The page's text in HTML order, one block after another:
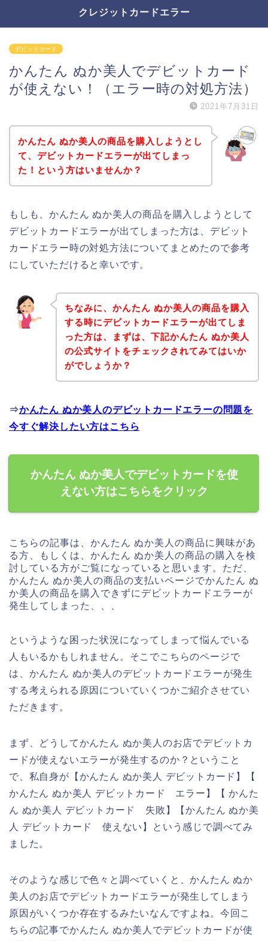
クレジットカードエラー
デビットカード
かんたん ぬか美人でデビットカード
が使えない！（エラー時の対処方法）
2021年7月31日
かんたん ぬか美人の商品を購入しようとし
て、デビットカードエラーが出てしまっ
た！という方はいませんか？
もしも、かんたん ぬか美人の商品を購入しようとして
デビットカードエラーが出てしまった方は、デビット
カードエラー時の対処方法についてまとめたので参考
にしていただけると幸いです。
ちなみに、かんたん ぬか美人の商品を購入
する時にデビットカードエラーが出てしま
った方は、まずは、下記かんたん ぬか美人
の公式サイトをチェックされてみてはいか
がでしょうか？
⇒かんたん ぬか美人のデビットカードエラーの問題を
今すぐ解決したい方はこちら
かんたん ぬか美人でデビットカードを使
えない方はこちらをクリック
こちらの記事は、かんたん ぬか美人の商品に興味があ
る方、もしくは、かんたん ぬか美人の商品の購入を検
討している方がご覧になっていると思います。ただ、
かんたん ぬか美人の商品の支払いページでかんたん ぬ
か美人の商品を購入できずにデビットカードエラーが
発生してしまった、、、
というような困った状況になってしまって悩んでいる
人もいるかもしれません。そこでこちらのページで
は、かんたん ぬか美人のデビットカードエラーが発生
する考えられる原因についていくつかご紹介させてい
ただきます。
まず、どうしてかんたん ぬか美人のお店でデビットカ
ードが使えないエラーが発生するのか？ということ
で、私自身が【かんたん ぬか美人 デビットカード】【
かんたん ぬか美人 デビットカード エラー】【 かんた
ん ぬか美人 デビットカード 失敗】【かんたん ぬか美
人 デビットカード 使えない】という感じで調べてみ
ました。
そのような感じで色々と調べていくと、かんたん ぬか
美人のお店でデビットカードエラーが発生してしまう
原因がいくつか存在するみたいなんですよね。今回こ
ちらの記事でかんたん ぬか美人でデビットカードが使